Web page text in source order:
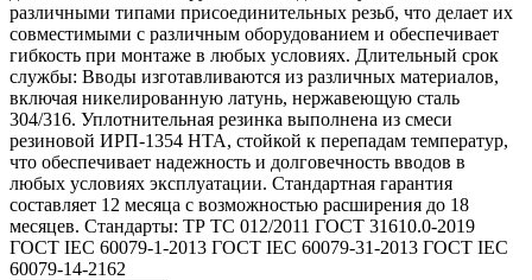
различными типами присоединительных резьб, что делает их
совместимыми с различным оборудованием и обеспечивает
гибкость при монтаже в любых условиях. Длительный срок
службы: Вводы изготавливаются из различных материалов,
включая никелированную латунь, нержавеющую сталь
304/316. Уплотнительная резинка выполнена из смеси
резиновой ИРП-1354 НТА, стойкой к перепадам температур,
что обеспечивает надежность и долговечность вводов в
любых условиях эксплуатации. Стандартная гарантия
составляет 12 месяца с возможностью расширения до 18
месяцев. Стандарты: ТР ТС 012/2011 ГОСТ 31610.0-2019
ГОСТ IEC 60079-1-2013 ГОСТ IEC 60079-31-2013 ГОСТ IEC
60079-14-2162